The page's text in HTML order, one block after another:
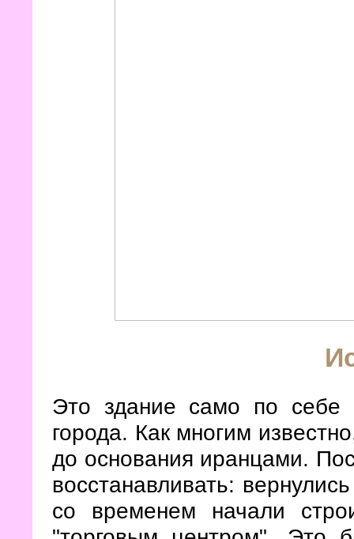
Это здание само по себе
города. Как многим
до основания иранцами.
восстанавливать:
со временем начали